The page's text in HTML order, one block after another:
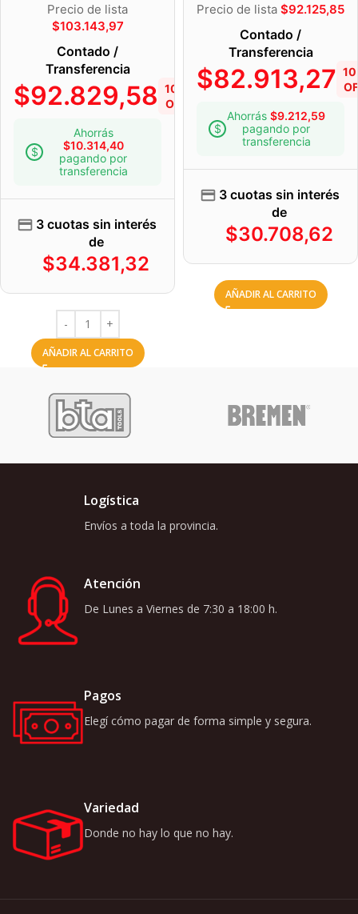
Precio de lista
$103.143,97
Contado /
Transferencia
$92.829,58 10%
OFF
Ahorrás
$10.314,40
pagando por
transferencia
3 cuotas sin interés
de
$34.381,32
AÑADIR AL CARRITO
Precio de lista $92.125,85
Contado /
Transferencia
$82.913,27
Ahorrás $9.212,59
pagando por
transferencia
3 cuotas sin interés
de
$30.708,62
AÑADIR AL CARRITO
Logística
Envíos a toda la provincia.
Atención
De Lunes a Viernes de 7:30 a 18:00 h.
Pagos
Elegí cómo pagar de forma simple y segura.
Variedad
Donde no hay lo que no hay.